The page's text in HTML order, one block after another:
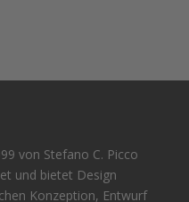
von Stefano C. Picco
und bietet Design
Konzeption, Entwurf